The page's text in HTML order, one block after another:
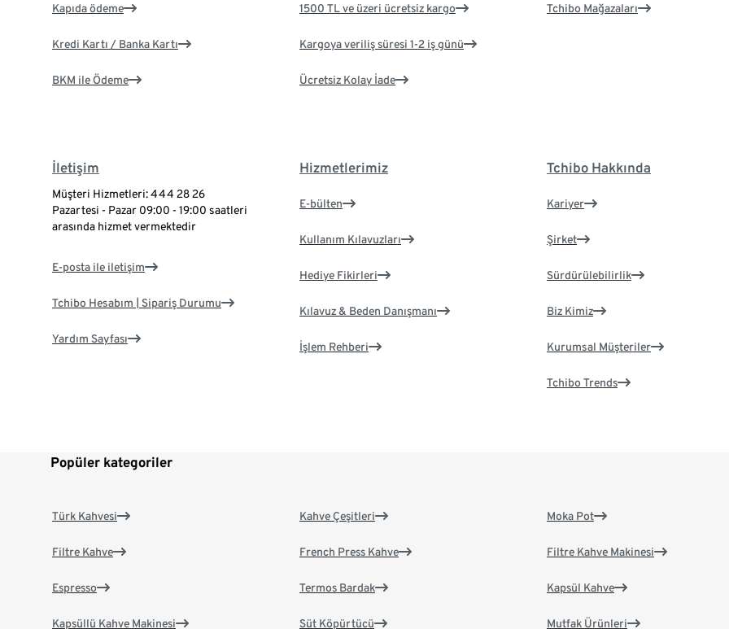
Kapıda ödeme
Kredi Kartı / Banka Kartı
BKM ile Ödeme
1500 TL ve üzeri ücretsiz kargo
Kargoya veriliş süresi 1-2 iş günü
Ücretsiz Kolay İade
Tchibo Mağazaları
İletişim
Müşteri Hizmetleri: 444 28 26
Pazartesi - Pazar 09:00 - 19:00 saatleri
arasında hizmet vermektedir
E-posta ile iletişim
Tchibo Hesabım | Sipariş Durumu
Yardım Sayfası
Hizmetlerimiz
E-bülten
Kullanım Kılavuzları
Hediye Fikirleri
Kılavuz & Beden Danışmanı
İşlem Rehberi
Tchibo Hakkında
Kariyer
Şirket
Sürdürülebilirlik
Biz Kimiz
Kurumsal Müşteriler
Tchibo Trends
Popüler kategoriler
Türk Kahvesi
Filtre Kahve
Espresso
Kapsüllü Kahve Makinesi
Kahve Çeşitleri
French Press Kahve
Termos Bardak
Süt Köpürtücü
Moka Pot
Filtre Kahve Makinesi
Kapsül Kahve
Mutfak Ürünleri